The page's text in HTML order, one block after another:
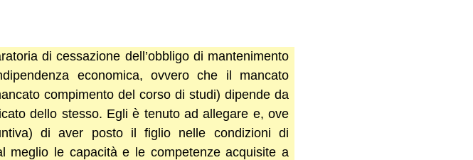
di cessazione dell’obbligo di mantenimento
economica, ovvero che il mancato
compimento del corso di studi) dipende da
dello stesso. Egli è tenuto ad allegare e, ove
di aver posto il figlio nelle condizioni di
meglio le capacità e le competenze acquisite a